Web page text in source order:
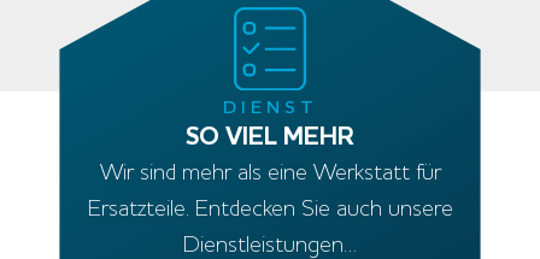
DIENST
SO VIEL MEHR
Wir sind mehr als eine Werkstatt für
Ersatzteile. Entdecken Sie auch unsere
Dienstleistungen…